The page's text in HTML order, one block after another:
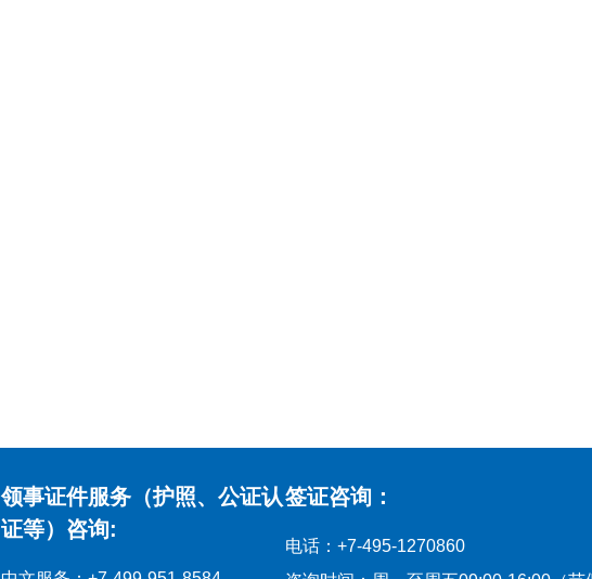
领事证件服务（护照、公证认
证等）咨询:
签证咨询：
电话：+7-495-1270860